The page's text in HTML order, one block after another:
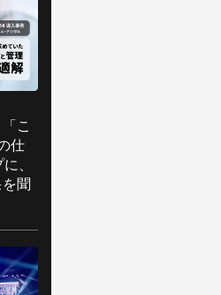
こ
仕
、
聞